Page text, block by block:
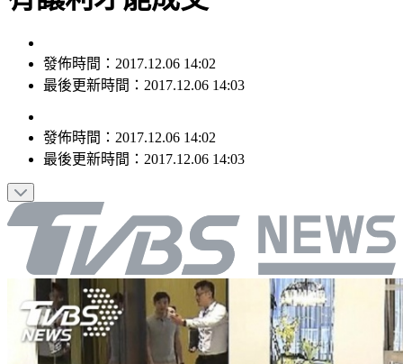
發佈時間：2017.12.06 14:02
最後更新時間：2017.12.06 14:03
發佈時間： 2017.12.06 14:02
最後更新時間： 2017.12.06 14:03